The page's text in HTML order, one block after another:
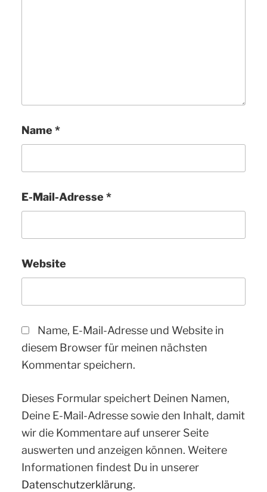
Name *
E-Mail-Adresse *
Website
Name, E-Mail-Adresse und Website in
diesem Browser für meinen nächsten
Kommentar speichern.
Dieses Formular speichert Deinen Namen,
Deine E-Mail-Adresse sowie den Inhalt, damit
wir die Kommentare auf unserer Seite
auswerten und anzeigen können. Weitere
Informationen findest Du in unserer
Datenschutzerklärung.